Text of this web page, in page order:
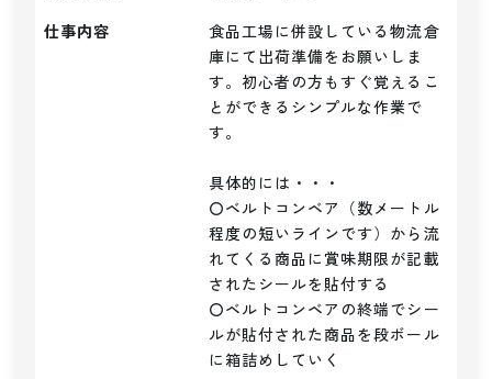
仕事内容
食品工場に併設している物流倉
庫にて出荷準備をお願いしま
す。初心者の方もすぐ覚えるこ
とができるシンプルな作業で
す。
具体的には・・・
〇ベルトコンベア（数メートル
程度の短いラインです）から流
れてくる商品に賞味期限が記載
されたシールを貼付する
〇ベルトコンベアの終端でシー
ルが貼付された商品を段ボール
に箱詰めしていく